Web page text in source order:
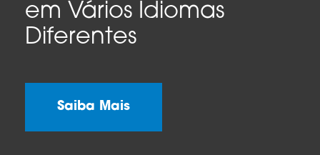
em Vários Idiomas
Diferentes
Saiba Mais